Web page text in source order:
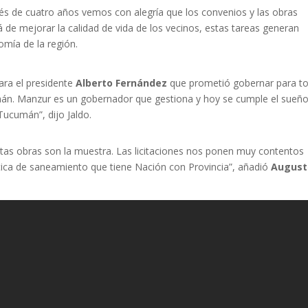
de cuatro años vemos con alegría que los convenios y las obras
mejorar la calidad de vida de los vecinos, estas tareas generan
de la región.
el presidenteAlberto Fernández que prometió gobernar para
Manzur es un gobernador que gestiona y hoy se cumple el
dijo Jaldo.
obras son la muestra. Las licitaciones nos ponen muy contentos
de saneamiento que tiene Nación con Provincia”, añadió